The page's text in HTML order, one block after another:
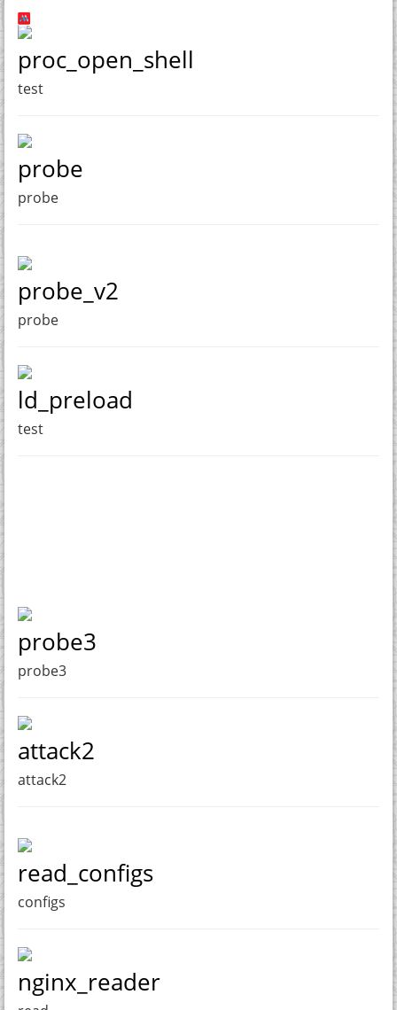
proc_open_shell
test
probe
probe
probe_v2
probe
ld_preload
test
probe3
probe3
attack2
attack2
read_configs
configs
nginx_reader